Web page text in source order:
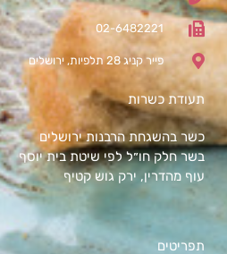
02-6482221
פייר קניג 28 תלפיות, ירושלים
תעודת כשרות
כשר בהשגחת הרבנות ירושלים
בשר חלק חו״ל לפי שיטת בית יוסף
עוף מהדרין, ירק גוש קטיף
תפריטים